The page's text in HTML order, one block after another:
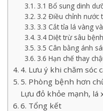
3.1 Bổ sung dinh
3.2 Điều chỉnh nước
3.3 Cắt tỉa lá vàng
3.4 Diệt trừ sâu bệnh
3.5 Cân bằng ánh
3.6 Hạn chế thay
4. Lưu ý khi chăm sóc
5. Phòng bệnh hơn
Lựu đỏ khỏe mạnh, lá
6. Tổng kết